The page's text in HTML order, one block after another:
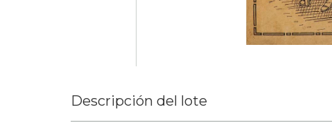
Descripción del lote